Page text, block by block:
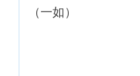
（一如）